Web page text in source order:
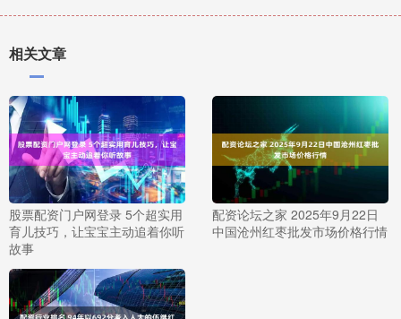
相关文章
股票配资门户网登录 5个超实用
育儿技巧，让宝宝主动追着你听
故事
配资论坛之家 2025年9月22日
中国沧州红枣批发市场价格行情